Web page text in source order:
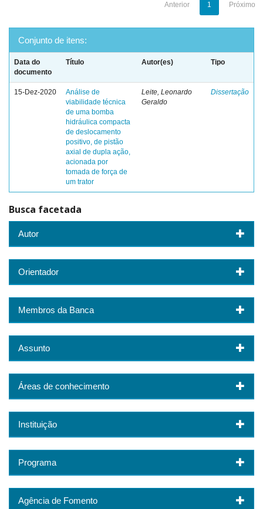
Anterior 1 Próximo
Conjunto de itens:
Data do
documento
Título Autor(es) Tipo
15-Dez-2020
Análise de
viabilidade técnica
de uma bomba
hidráulica compacta
de deslocamento
positivo, de pistão
axial de dupla ação,
acionada por
tomada de força de
um trator
Leite, Leonardo
Geraldo
Dissertação
Busca facetada
Autor
Orientador
Membros da Banca
Assunto
Áreas de conhecimento
Instituição
Programa
Agência de Fomento